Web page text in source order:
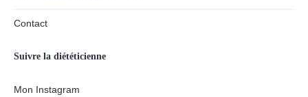
Contact
Suivre la diététicienne
Mon Instagram